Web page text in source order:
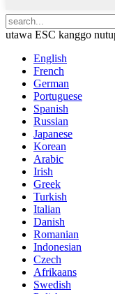
utawa ESC kanggo
English
French
German
Portuguese
Spanish
Russian
Japanese
Korean
Arabic
Irish
Greek
Turkish
Italian
Danish
Romanian
Indonesian
Czech
Afrikaans
Swedish